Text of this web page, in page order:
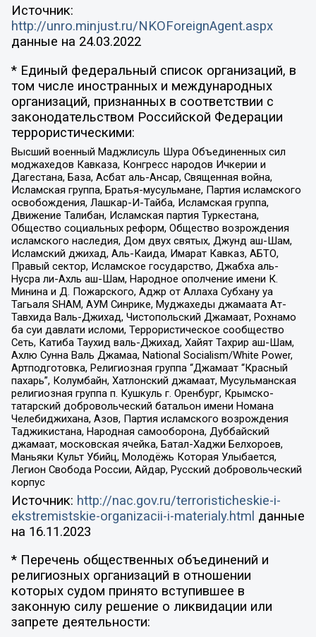
Источник:
http://unro.minjust.ru/NKOForeignAgent.aspx
данные на 24.03.2022
* Единый федеральный список организаций, в
том числе иностранных и международных
организаций, признанных в соответствии с
законодательством Российской Федерации
террористическими:
Высший военный Маджлисуль Шура Объединенных сил
моджахедов Кавказа, Конгресс народов Ичкерии и
Дагестана, База, Асбат аль-Ансар, Священная война,
Исламская группа, Братья-мусульмане, Партия исламского
освобождения, Лашкар-И-Тайба, Исламская группа,
Движение Талибан, Исламская партия Туркестана,
Общество социальных реформ, Общество возрождения
исламского наследия, Дом двух святых, Джунд аш-Шам,
Исламский джихад, Аль-Каида, Имарат Кавказ, АБТО,
Правый сектор, Исламское государство, Джабха аль-
Нусра ли-Ахль аш-Шам, Народное ополчение имени К.
Минина и Д. Пожарского, Аджр от Аллаха Субхану уа
Тагьаля SHAM, АУМ Синрике, Муджахеды джамаата Ат-
Тавхида Валь-Джихад, Чистопольский Джамаат, Рохнамо
ба суи давлати исломи, Террористическое сообщество
Сеть, Катиба Таухид валь-Джихад, Хайят Тахрир аш-Шам,
Ахлю Сунна Валь Джамаа, National Socialism/White Power,
Артподготовка, Религиозная группа “Джамаат “Красный
пахарь”, Колумбайн, Хатлонский джамаат, Мусульманская
религиозная группа п. Кушкуль г. Оренбург, Крымско-
татарский добровольческий батальон имени Номана
Челебиджихана, Азов, Партия исламского возрождения
Таджикистана, Народная самооборона, Дуббайский
джамаат, московская ячейка, Батал-Хаджи Белхороев,
Маньяки Культ Убийц, Молодёжь Которая Улыбается,
Легион Свобода России, Айдар, Русский добровольческий
корпус
Источник: http://nac.gov.ru/terroristicheskie-i-
ekstremistskie-organizacii-i-materialy.html данные
на 16.11.2023
* Перечень общественных объединений и
религиозных организаций в отношении
которых судом принято вступившее в
законную силу решение о ликвидации или
запрете деятельности: